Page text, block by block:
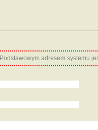
Podstawowym adresem systemu